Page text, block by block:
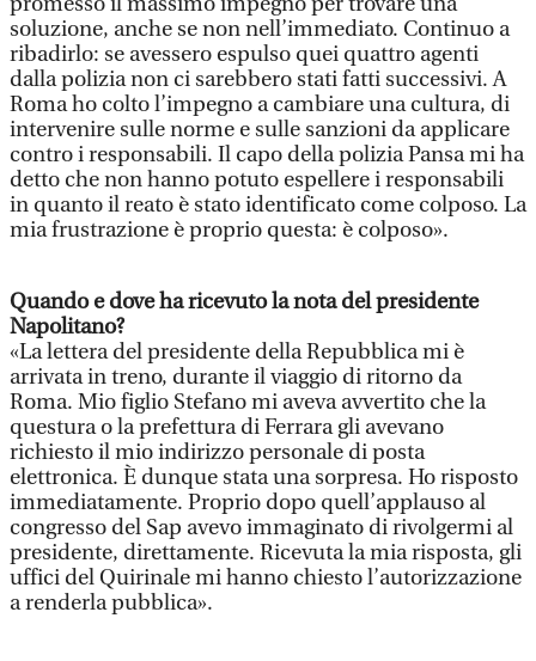
soluzione, anche se non nell’immediato. Continuo a
ribadirlo: se avessero espulso quei quattro agenti
dalla polizia non ci sarebbero stati fatti successivi. A
Roma ho colto l’impegno a cambiare una cultura, di
intervenire sulle norme e sulle sanzioni da applicare
contro i responsabili. Il capo della polizia Pansa mi ha
detto che non hanno potuto espellere i responsabili
in quanto il reato è stato identificato come colposo. La
mia frustrazione è proprio questa: è colposo».
Quando e dove ha ricevuto la nota del presidente
Napolitano?
«La lettera del presidente della Repubblica mi è
arrivata in treno, durante il viaggio di ritorno da
Roma. Mio figlio Stefano mi aveva avvertito che la
questura o la prefettura di Ferrara gli avevano
richiesto il mio indirizzo personale di posta
elettronica. È dunque stata una sorpresa. Ho risposto
immediatamente. Proprio dopo quell’applauso al
congresso del Sap avevo immaginato di rivolgermi al
presidente, direttamente. Ricevuta la mia risposta, gli
uffici del Quirinale mi hanno chiesto l’autorizzazione
a renderla pubblica».